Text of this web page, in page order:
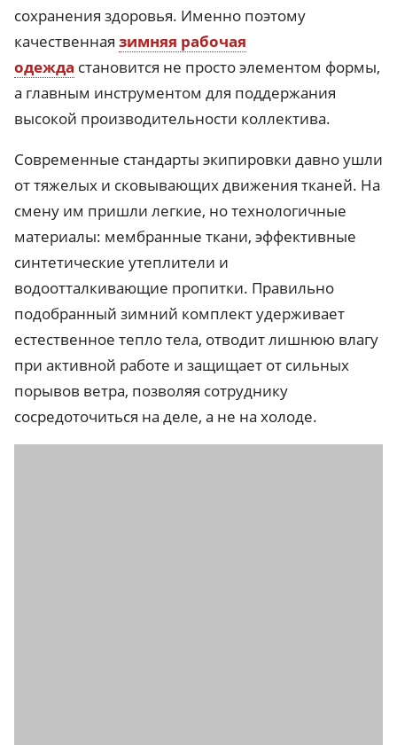
сохранения здоровья. Именно поэтому
качественная зимняя рабочая
одежда становится не просто элементом формы,
а главным инструментом для поддержания
высокой производительности коллектива.
Современные стандарты экипировки давно ушли
от тяжелых и сковывающих движения тканей. На
смену им пришли легкие, но технологичные
материалы: мембранные ткани, эффективные
синтетические утеплители и
водоотталкивающие пропитки. Правильно
подобранный зимний комплект удерживает
естественное тепло тела, отводит лишнюю влагу
при активной работе и защищает от сильных
порывов ветра, позволяя сотруднику
сосредоточиться на деле, а не на холоде.